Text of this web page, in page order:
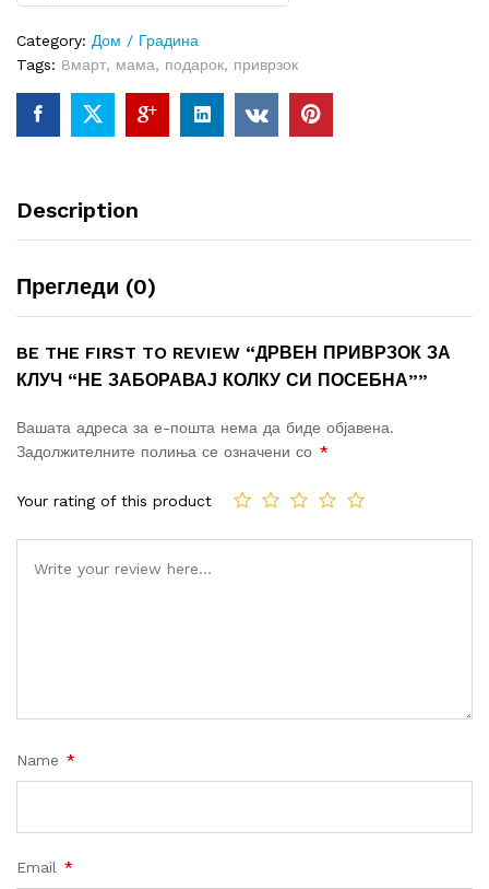
u
t
o
f
Category: Дом / Градина
Tags: 8март, мама, подарок, приврзок
Description
Прегледи (0)
BE THE FIRST TO REVIEW “ДРВЕН ПРИВРЗОК ЗА
КЛУЧ “НЕ ЗАБОРАВАЈ КОЛКУ СИ ПОСЕБНА””
Вашата адреса за е-пошта нема да биде објавена.
Задолжителните полиња се означени со *
Your rating of this product
Name *
Email *